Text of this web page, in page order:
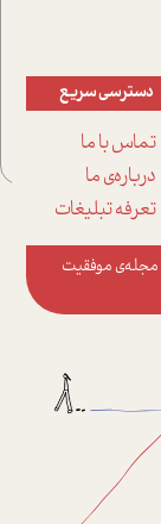
دسترسی سریع
تماس با ما
درباره‌ی ما
تعرفه تبلیغات
مجله‌ی موفقیت